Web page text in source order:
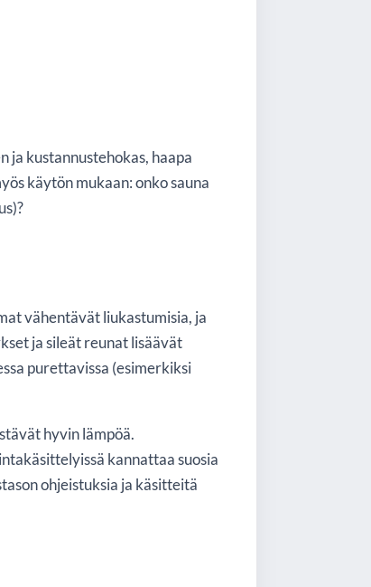
ja kustannustehokas, haapa
käytön mukaan: onko sauna
vähentävät liukastumisia, ja
ja sileät reunat lisäävät
purettavissa (esimerkiksi
hyvin lämpöä.
kannattaa suosia
ohjeistuksia ja käsitteitä